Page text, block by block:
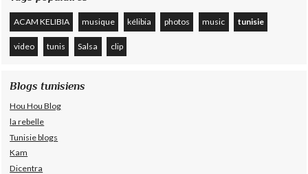
ACAM KELIBIA musique kélibia photos music tunisie
video tunis Salsa clip
Blogs tunisiens
Hou Hou Blog
la rebelle
Tunisie blogs
Kam
Dicentra